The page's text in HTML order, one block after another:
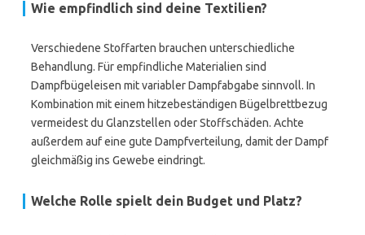
Wie empfindlich sind deine Textilien?
Verschiedene Stoffarten brauchen unterschiedliche
Behandlung. Für empfindliche Materialien sind
Dampfbügeleisen mit variabler Dampfabgabe sinnvoll. In
Kombination mit einem hitzebeständigen Bügelbrettbezug
vermeidest du Glanzstellen oder Stoffschäden. Achte
außerdem auf eine gute Dampfverteilung, damit der Dampf
gleichmäßig ins Gewebe eindringt.
Welche Rolle spielt dein Budget und Platz?